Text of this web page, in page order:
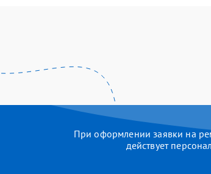
При оформлении заявки на
действует